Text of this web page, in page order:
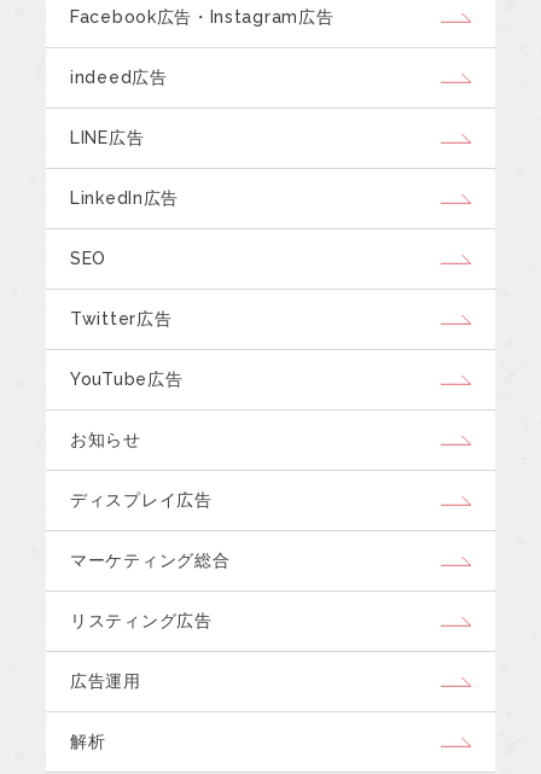
Facebook広告・Instagram広告
indeed広告
LINE広告
LinkedIn広告
SEO
Twitter広告
YouTube広告
お知らせ
ディスプレイ広告
マーケティング総合
リスティング広告
広告運用
解析